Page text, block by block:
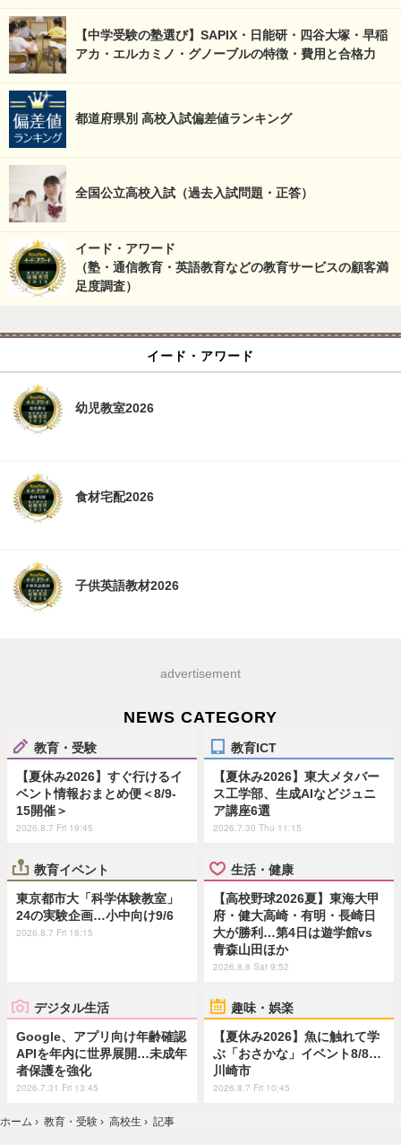
【中学受験の塾選び】SAPIX・日能研・四谷大塚・早稲
アカ・エルカミノ・グノーブルの特徴・費用と合格力
都道府県別 高校入試偏差値ランキング
全国公立高校入試（過去入試問題・正答）
イード・アワード
（塾・通信教育・英語教育などの教育サービスの顧客満
足度調査）
イード・アワード
幼児教室2026
食材宅配2026
子供英語教材2026
advertisement
NEWS CATEGORY
教育・受験
【夏休み2026】すぐ行けるイ
ベント情報おまとめ便＜8/9-
15開催＞
2026.8.7 Fri 19:45
教育ICT
【夏休み2026】東大メタバー
ス工学部、生成AIなどジュニ
ア講座6選
2026.7.30 Thu 11:15
教育イベント
東京都市大「科学体験教室」
24の実験企画…小中向け9/6
2026.8.7 Fri 18:15
生活・健康
【高校野球2026夏】東海大甲
府・健大高崎・有明・長崎日
大が勝利…第4日は遊学館vs
青森山田ほか
2026.8.8 Sat 9:52
デジタル生活
Google、アプリ向け年齢確認
APIを年内に世界展開…未成年
者保護を強化
2026.7.31 Fri 13:45
趣味・娯楽
【夏休み2026】魚に触れて学
ぶ「おさかな」イベント8/8…
川崎市
2026.8.7 Fri 10:45
ホーム › 教育・受験 › 高校生 › 記事